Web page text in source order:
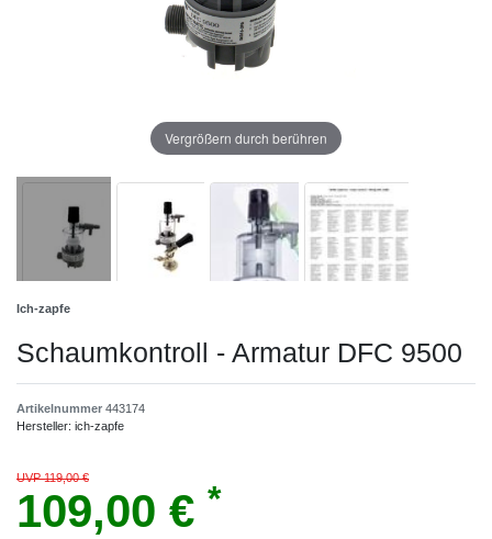
Vergrößern durch berühren
Ich-zapfe
Schaumkontroll - Armatur DFC 9500
Artikelnummer 443174
Hersteller: ich-zapfe
UVP 119,00 €
109,00 € *